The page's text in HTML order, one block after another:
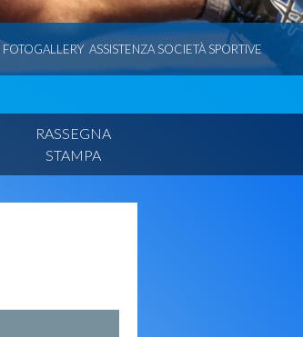
FOTOGALLERY ASSISTENZA SOCIETÀ SPORTIVE
RASSEGNA
STAMPA